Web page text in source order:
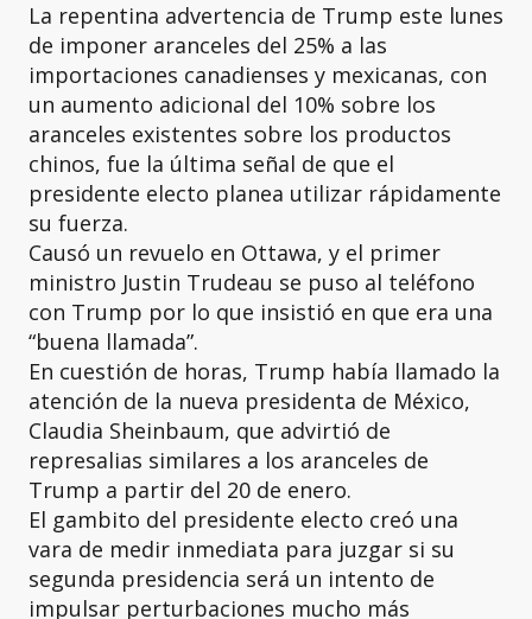
La repentina advertencia de Trump este lunes
de imponer aranceles del 25% a las
importaciones canadienses y mexicanas, con
un aumento adicional del 10% sobre los
aranceles existentes sobre los productos
chinos, fue la última señal de que el
presidente electo planea utilizar rápidamente
su fuerza.
Causó un revuelo en Ottawa, y el primer
ministro Justin Trudeau se puso al teléfono
con Trump por lo que insistió en que era una
“buena llamada”.
En cuestión de horas, Trump había llamado la
atención de la nueva presidenta de México,
Claudia Sheinbaum, que advirtió de
represalias similares a los aranceles de
Trump a partir del 20 de enero.
El gambito del presidente electo creó una
vara de medir inmediata para juzgar si su
segunda presidencia será un intento de
impulsar perturbaciones mucho más